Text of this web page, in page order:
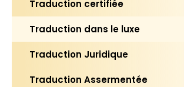
Traduction certifiée
Traduction dans le luxe
Traduction Juridique
Traduction Assermentée